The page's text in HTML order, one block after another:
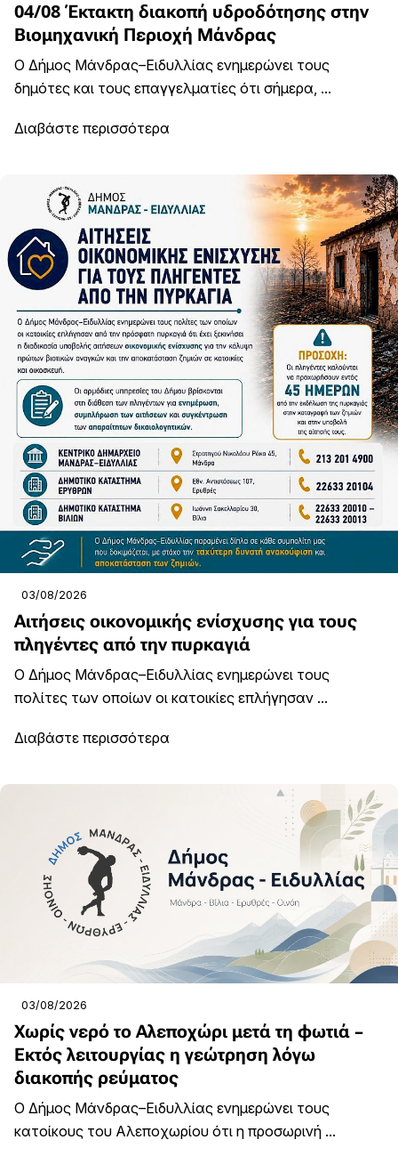
04/08 Έκτακτη διακοπή υδροδότησης στην
Βιομηχανική Περιοχή Μάνδρας
Ο Δήμος Μάνδρας–Ειδυλλίας ενημερώνει τους
δημότες και τους επαγγελματίες ότι σήμερα, ...
Διαβάστε περισσότερα
03/08/2026
Αιτήσεις οικονομικής ενίσχυσης για τους
πληγέντες από την πυρκαγιά
Ο Δήμος Μάνδρας–Ειδυλλίας ενημερώνει τους
πολίτες των οποίων οι κατοικίες επλήγησαν ...
Διαβάστε περισσότερα
03/08/2026
Χωρίς νερό το Αλεποχώρι μετά τη φωτιά –
Εκτός λειτουργίας η γεώτρηση λόγω
διακοπής ρεύματος
Ο Δήμος Μάνδρας–Ειδυλλίας ενημερώνει τους
κατοίκους του Αλεποχωρίου ότι η προσωρινή ...